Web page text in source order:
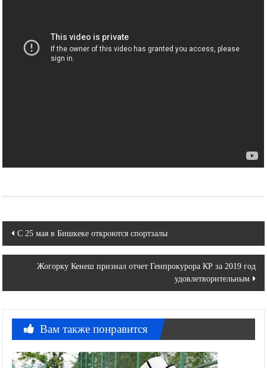
Навигация
записям
С 25 мая в Бишкеке откроются спортзалы
Жогорку Кенеш признал отчет Генпрокурора КР за 2019 год
удовлетворительным
Вам также понравится